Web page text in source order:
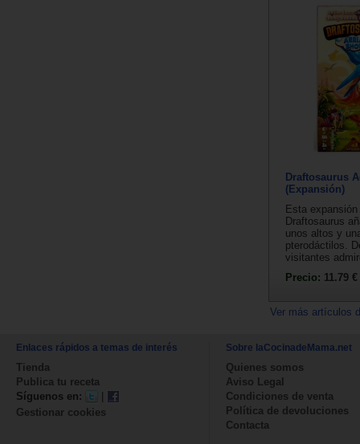
Draftosaurus
(Expansión)
Esta
Draftosaurus
unos altos y
pterodáctilos.
visitantes
Precio: 11.79 €
Ver más artículos
Enlaces rápidos a temas de interés
Tienda
Publica tu receta
Síguenos en:
|
Gestionar cookies
Sobre laCocinadeMama.net
Quienes somos
Aviso Legal
Condiciones de venta
Política de devoluciones
Contacta